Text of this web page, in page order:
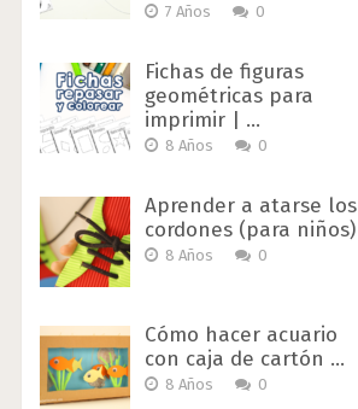
7 Años 0
Fichas de figuras
geométricas para
imprimir | …
8 Años 0
Aprender a atarse los
cordones (para niños)
8 Años 0
Cómo hacer acuario
con caja de cartón …
8 Años 0